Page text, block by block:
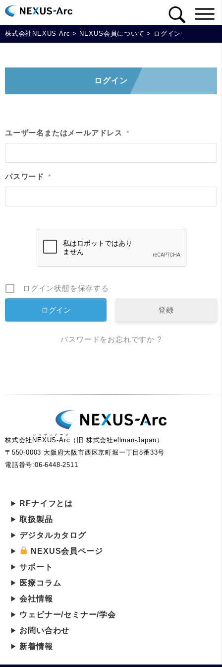
株式会社NEXUS-Arc > NEXUS会員について > ログイン
ログイン
ユーザー名またはメールアドレス *
パスワード *
ログイン状態を保存する
登録
パスワードをお忘れですか ?
株式会社 NEXUS-Arc
ネクサスアーク
（旧 株式会社ellman-Japan）
〒550-0003 大阪府大阪市西区京町堀一丁目8番33号
電話番号:06-6448-2511
RFナイフとは
取扱製品
デジタルカタログ
NEXUS会員ページ
サポート
医療コラム
会社情報
ウェビナー/セミナー/学会
お問い合わせ
新着情報